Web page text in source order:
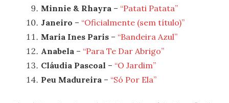
Minnie & Rhayra – “Patati Patata”
Janeiro – “Oficialmente (sem título)”
Maria Ines Paris – “Bandeira Azul”
Anabela – “Para Te Dar Abrigo”
Cláudia Pascoal – “O Jardim”
Peu Madureira – “Só Por Ela”